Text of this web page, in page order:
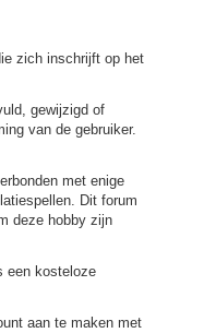
zich inschrijft op het
gewijzigd of
van de gebruiker.
met enige
Dit forum
deze hobby zijn
een kosteloze
aan te maken met